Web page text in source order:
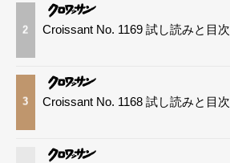
2 Croissant No. 1169 試し読みと目次
3 Croissant No. 1168 試し読みと目次